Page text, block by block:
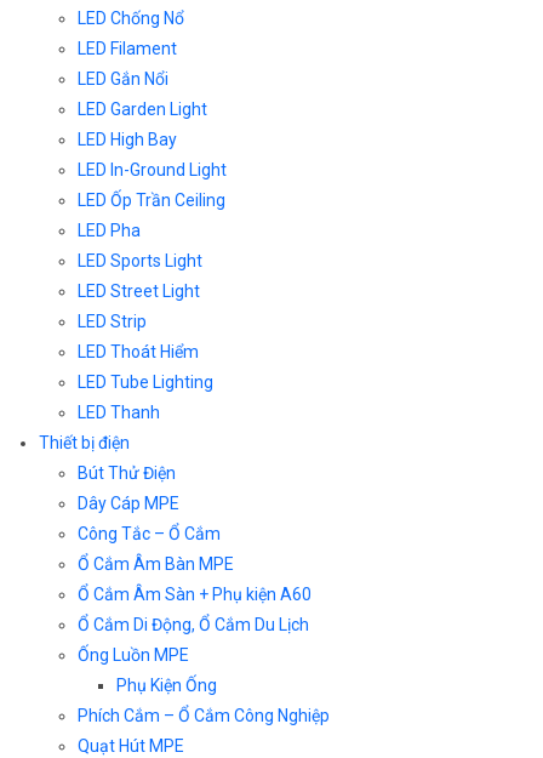
LED Chống Nổ
LED Filament
LED Gắn Nổi
LED Garden Light
LED High Bay
LED In-Ground Light
LED Ốp Trần Ceiling
LED Pha
LED Sports Light
LED Street Light
LED Strip
LED Thoát Hiểm
LED Tube Lighting
LED Thanh
Thiết bị điện
Bút Thử Điện
Dây Cáp MPE
Công Tắc – Ổ Cắm
Ổ Cắm Âm Bàn MPE
Ổ Cắm Âm Sàn + Phụ kiện A60
Ổ Cắm Di Động, Ổ Cắm Du Lịch
Ống Luồn MPE
Phụ Kiện Ống
Phích Cắm – Ổ Cắm Công Nghiệp
Quạt Hút MPE